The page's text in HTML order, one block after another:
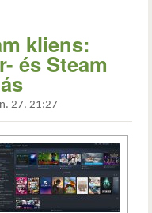
kliens:
és Steam
27. 21:27